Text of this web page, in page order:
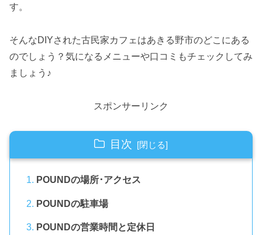
す。
そんなDIYされた古民家カフェはあきる野市のどこにある
のでしょう？気になるメニューや口コミもチェックしてみ
ましょう♪
スポンサーリンク
目次
POUNDの場所･アクセス
POUNDの駐車場
POUNDの営業時間と定休日